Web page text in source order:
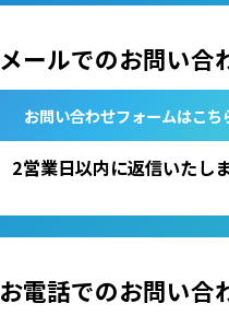
メールでのお問い合
お問い合わせフォームはこち
2営業日以内に返信いたし
お電話でのお問い合